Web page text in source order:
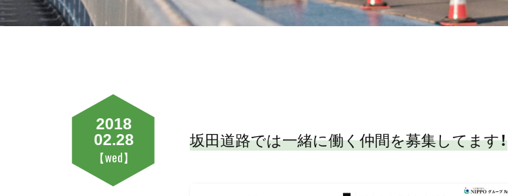
2018
02.28
【wed】
坂田道路では一緒に働く仲間を募集してます！